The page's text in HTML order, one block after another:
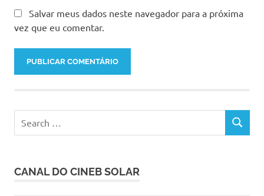
Salvar meus dados neste navegador para a próxima
vez que eu comentar.
SEARCH
CANAL DO CINEB SOLAR